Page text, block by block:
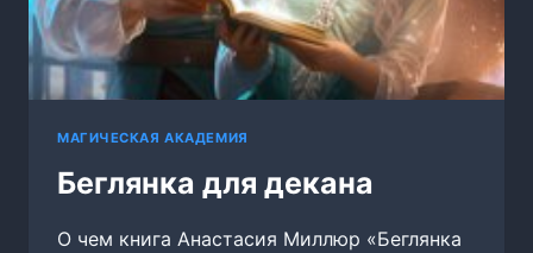
МАГИЧЕСКАЯ АКАДЕМИЯ
Беглянка для декана
О чем книга Анастасия Миллюр «Беглянка